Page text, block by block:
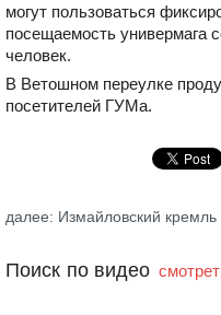
могут пользоваться
посещаемость универмага
человек.
В Ветошном переулке
посетителей ГУМа.
далее: Измайловский кремль
Поиск по видео